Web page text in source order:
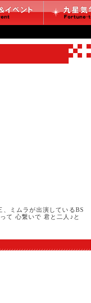
ミムラが出演しているBS
て 心繋いで 君と二人♪と